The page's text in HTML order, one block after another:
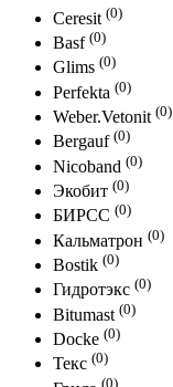
Ceresit (0)
Basf (0)
Glims (0)
Perfekta (0)
Weber.Vetonit (0)
Bergauf (0)
Nicoband (0)
Экобит (0)
БИРСС (0)
Кальматрон (0)
Bostik (0)
Гидротэкс (0)
Bitumast (0)
Docke (0)
Текс (0)
(0)